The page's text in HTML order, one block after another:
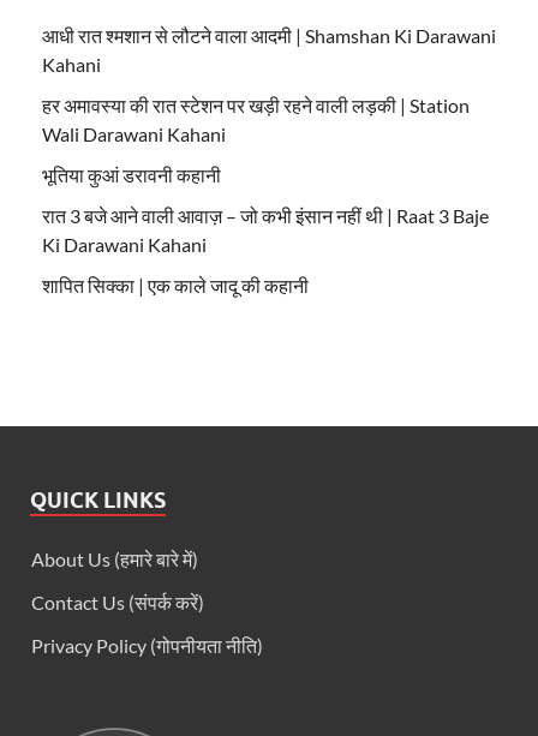
आधी रात श्मशान से लौटने वाला आदमी | Shamshan Ki Darawani
Kahani
हर अमावस्या की रात स्टेशन पर खड़ी रहने वाली लड़की | Station
Wali Darawani Kahani
भूतिया कुआं डरावनी कहानी
रात 3 बजे आने वाली आवाज़ – जो कभी इंसान नहीं थी | Raat 3 Baje
Ki Darawani Kahani
शापित सिक्का | एक काले जादू की कहानी
QUICK LINKS
About Us (हमारे बारे में)
Contact Us (संपर्क करें)
Privacy Policy (गोपनीयता नीति)